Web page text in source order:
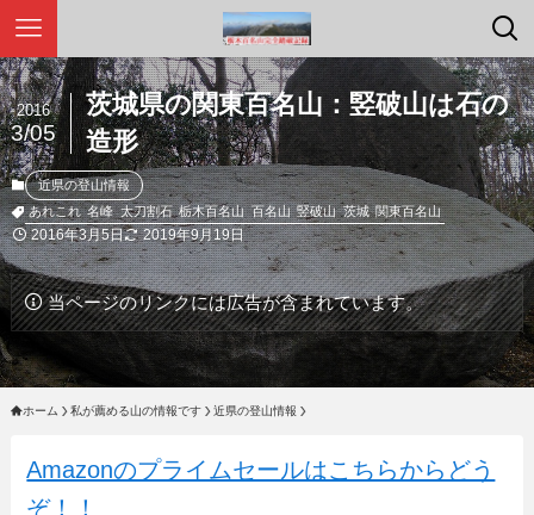
茨城県の関東百名山：竪破山は石の
造形
2016
3/05
近県の登山情報
あれこれ 名峰 太刀割石 栃木百名山 百名山 竪破山 茨城 関東百名山
2016年3月5日 2019年9月19日
当ページのリンクには広告が含まれています。
ホーム 私が薦める山の情報です 近県の登山情報
Amazonのプライムセールはこちらからどう
ぞ！！